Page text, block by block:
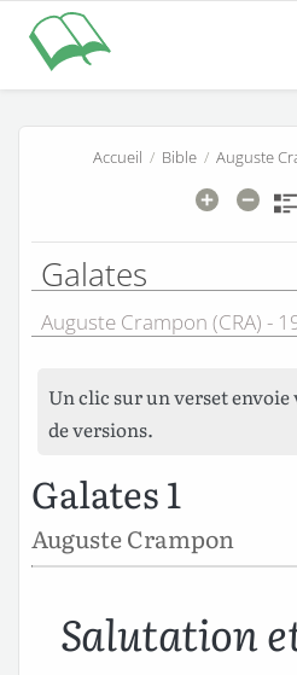
Accueil / Bible /Auguste
Galates
Auguste Crampon (CRA) -
Un clic sur un verset
de versions.
Galates 1
Auguste Crampon
Salutation